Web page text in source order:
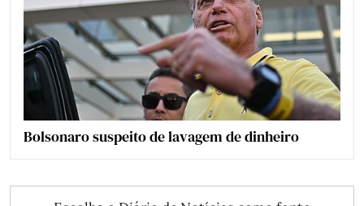
Bolsonaro suspeito de lavagem de dinheiro